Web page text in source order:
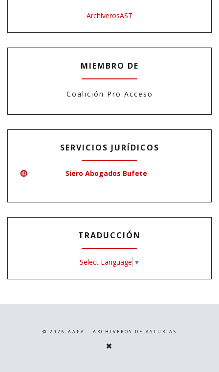
ArchiverosAST
MIEMBRO DE
Coalición Pro Acceso
SERVICIOS JURÍDICOS
Siero Abogados Bufete
-
TRADUCCIÓN
Select Language ▼
© 2026 AAPA - ARCHIVEROS DE ASTURIAS